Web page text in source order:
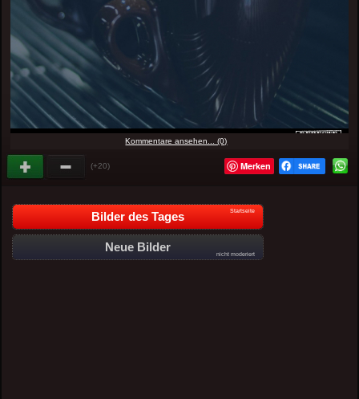
Kommentare ansehen... (0)
(+20) Merken
Bilder des Tages Startseite
Neue Bilder
nicht moderiert